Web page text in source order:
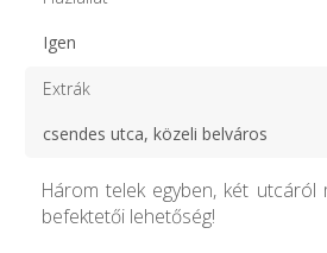
Igen
Extrák
csendes utca, közeli belváros
Három telek egyben, két utcáról
befektetői lehetőség!